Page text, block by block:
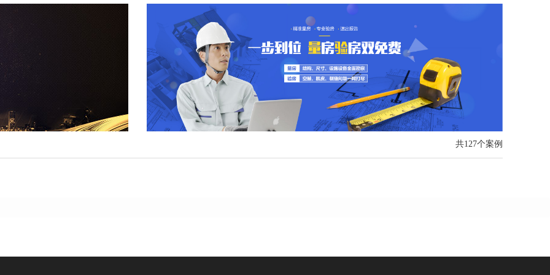
共127个案例